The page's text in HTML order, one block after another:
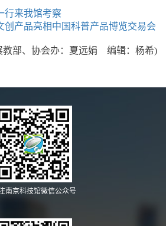
行来我馆考察
创产品亮相中国科普产品博览交易会
教部、协会办：夏远娟 编辑：杨希)
南京科技馆微信公众号